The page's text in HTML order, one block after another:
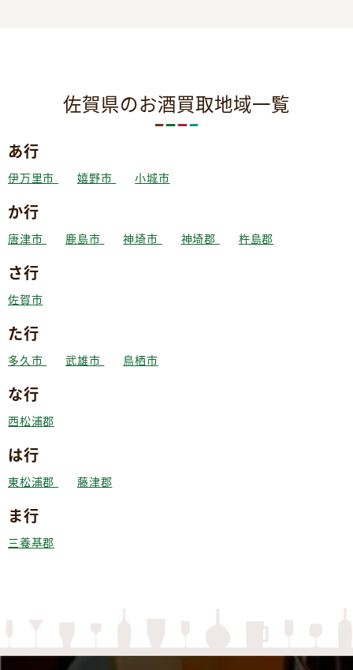
佐賀県のお酒買取地域一覧
あ行
伊万里市 嬉野市 小城市
か行
唐津市 鹿島市 神埼市 神埼郡 杵島郡
さ行
佐賀市
た行
多久市 武雄市 鳥栖市
な行
西松浦郡
は行
東松浦郡 藤津郡
ま行
三養基郡